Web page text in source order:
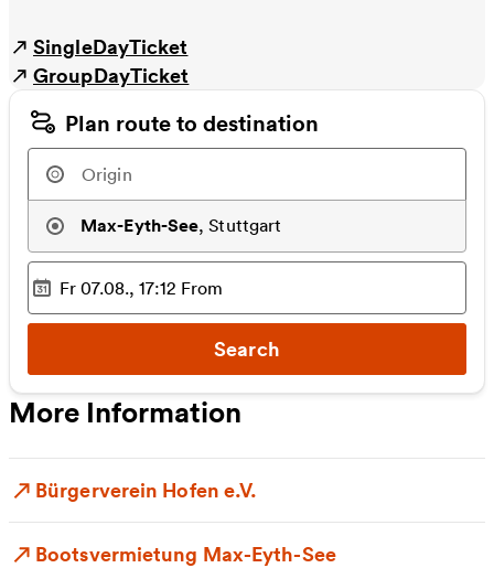
SingleDayTicket
GroupDayTicket
Plan route to destination
Max-Eyth-See,Stuttgart
Selected time :
Fr 07.08., 17:12 From
Search
More Information
Bürgerverein Hofen e.V.
Bootsvermietung Max-Eyth-See